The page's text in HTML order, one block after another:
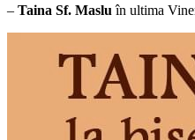
– Taina Sf. Maslu în ultima